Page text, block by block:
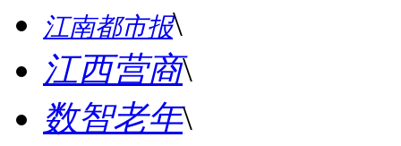
江南都市报\
江西营商\
数智老年\